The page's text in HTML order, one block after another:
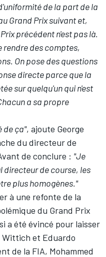
de la part de la
Grand Prix suivant et,
précédent n'est pas là.
rendre des comptes,
On pose des questions
directe parce que la
sur quelqu'un qui n'est
a sa propre
de ça", ajoute George
du directeur de
de conclure : "Je
directeur de course, les
plus homogènes."
à une refonte de la
du Grand Prix
a été évincé pour laisser
Wittich et Eduardo
de la FIA, Mohammed